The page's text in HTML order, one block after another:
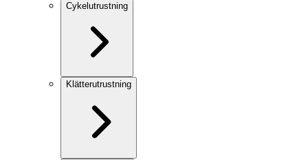
Cykelutrustning
Klätterutrustning